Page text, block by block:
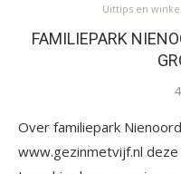
Uittips en
FAMILIEPARK
Over familiepark
www.gezinmetvijf.nl